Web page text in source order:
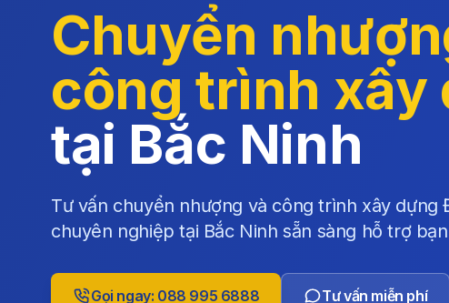
Chuyển
công trình xây
tại Bắc Ninh
Tư vấn chuyển nhượng và công trình xây dựng
chuyên nghiệp tại Bắc Ninh sẵn sàng hỗ trợ
Gọi ngay: 088 995 6888 Tư vấn miễn phí